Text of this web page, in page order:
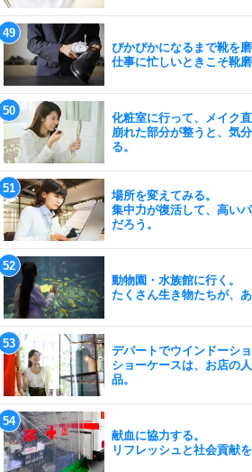
ぴかぴかになるまで靴を磨
仕事に忙しいときこそ靴磨
化粧室に行って、メイク直
崩れた部分が整うと、気
る。
場所を変えてみる。
集中力が復活して、高い
だろう。
動物園・水族館に行く。
たくさん生き物たちが、
デパートでウインドーシ
ショーケースは、お店の
品。
献血に協力する。
リフレッシュと社会貢献を